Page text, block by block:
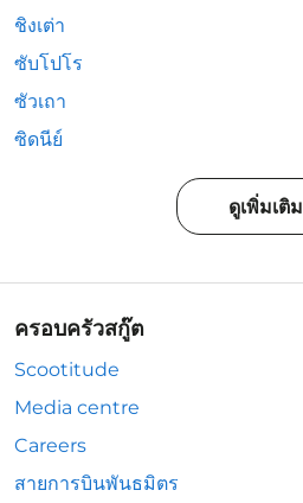
ชิงเต่า
ซับโปโร
ซัวเถา
ซิดนีย์
ดูเพิ่มเติม
ครอบครัวสกู๊ต
Scootitude
Media centre
Careers
สายการบินพันธมิตร